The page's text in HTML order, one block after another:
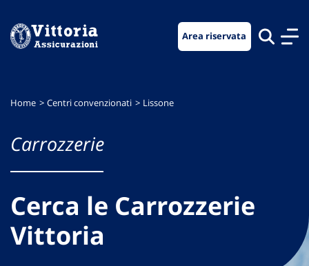
menu
contenuto
footer
Area riservata
Home Centri convenzionati Lissone
Carrozzerie
Cerca le Carrozzerie
Vittoria